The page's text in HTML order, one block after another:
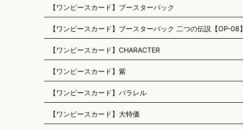
【ワンピースカード】ブースターパック
【ワンピースカード】ブースターパック 二つの伝説【OP-08】
【ワンピースカード】CHARACTER
【ワンピースカード】紫
【ワンピースカード】パラレル
【ワンピースカード】大特価